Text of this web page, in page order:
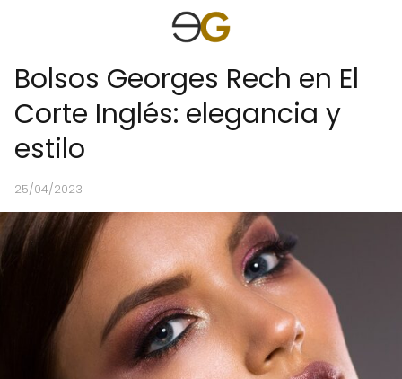
Bolsos Georges Rech en El
Corte Inglés: elegancia y
estilo
25/04/2023